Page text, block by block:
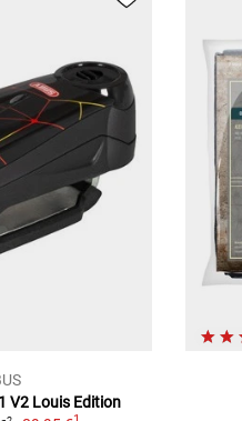
V2 Louis Edition